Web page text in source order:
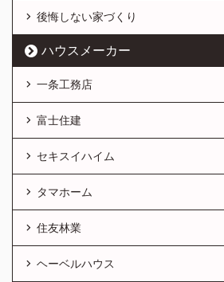
後悔しない家づくり
ハウスメーカー
一条工務店
富士住建
セキスイハイム
タマホーム
住友林業
ヘーベルハウス